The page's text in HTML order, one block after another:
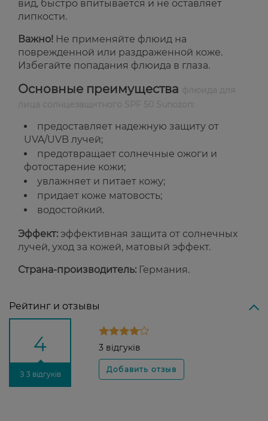
вид, быстро впитывается и не оставляет
липкости.
Важно! Не применяйте флюид на
поврежденной или раздраженной коже.
Избегайте попадания флюида в глаза.
Основные преимущества
предоставляет надежную защиту от
UVA/UVB лучей;
предотвращает солнечные ожоги и
фотостарение кожи;
увлажняет и питает кожу;
придает коже матовость;
водостойкий.
Эффект: эффективная защита от солнечных
лучей, уход за кожей, матовый эффект.
Страна-производитель: Германия.
Рейтинг и отзывы
4
З 3 відгуків
3 відгуків